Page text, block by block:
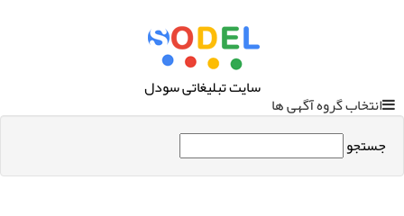
سایت تبلیغاتی سودل
انتخاب گروه آگهی ها
جستجو